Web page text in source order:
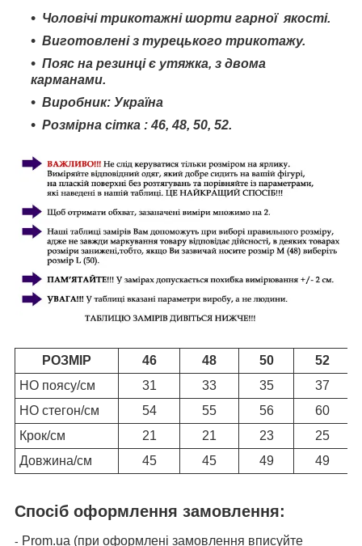
Чоловічі трикотажні шорти гарної якості.
Виготовлені з турецького трикотажу.
Пояс на резинці є утяжка, з двома
карманами.
Виробник: Україна
Розмірна сітка : 46, 48, 50, 52.
РОЗМІР 46 48 50
52
НО поясу/см
31 33 35
37
НО стегон/см
54 55 56
60
Крок/см
21 21 23
25
Довжина/см
45 45 49 49
Спосіб оформлення замовлення:
- Prom.ua (при оформлені замовлення вписуйте